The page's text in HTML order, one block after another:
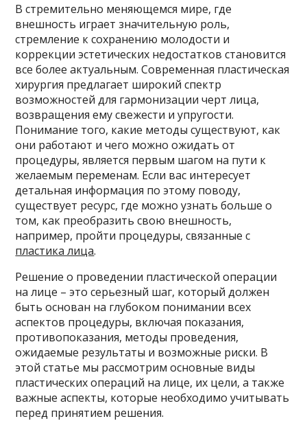
В стремительно меняющемся мире, где
внешность играет значительную роль,
стремление к сохранению молодости и
коррекции эстетических недостатков становится
все более актуальным. Современная пластическая
хирургия предлагает широкий спектр
возможностей для гармонизации черт лица,
возвращения ему свежести и упругости.
Понимание того, какие методы существуют, как
они работают и чего можно ожидать от
процедуры, является первым шагом на пути к
желаемым переменам. Если вас интересует
детальная информация по этому поводу,
существует ресурс, где можно узнать больше о
том, как преобразить свою внешность,
например, пройти процедуры, связанные с
пластика лица.
Решение о проведении пластической операции
на лице – это серьезный шаг, который должен
быть основан на глубоком понимании всех
аспектов процедуры, включая показания,
противопоказания, методы проведения,
ожидаемые результаты и возможные риски. В
этой статье мы рассмотрим основные виды
пластических операций на лице, их цели, а также
важные аспекты, которые необходимо учитывать
перед принятием решения.